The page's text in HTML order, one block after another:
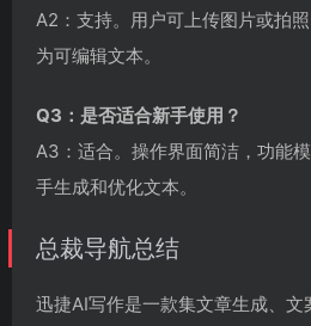
A2：支持。用户可上传图片或拍
为可编辑文本。
Q3：是否适合新手使用？
A3：适合。操作界面简洁，功能
手生成和优化文本。
总裁导航总结
迅捷AI写作是一款集文章生成、